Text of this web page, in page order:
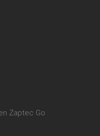
Zaptec Go